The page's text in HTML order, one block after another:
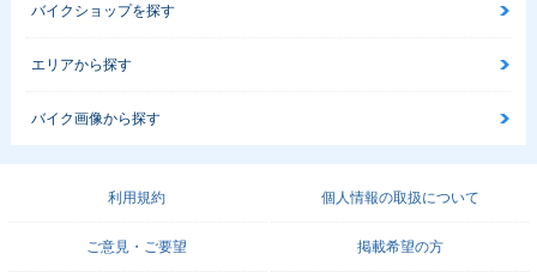
バイクショップを探す
エリアから探す
バイク画像から探す
利用規約 個人情報の取扱について
ご意見・ご要望 掲載希望の方